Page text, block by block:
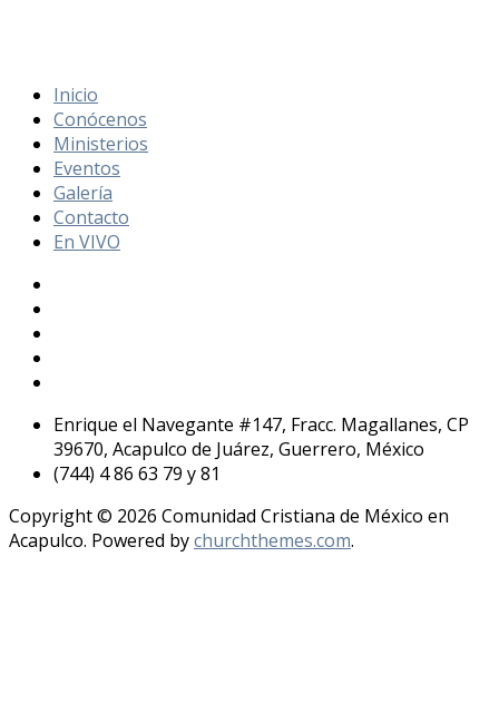
Inicio
Conócenos
Ministerios
Eventos
Galería
Contacto
En VIVO
Enrique el Navegante #147, Fracc. Magallanes, CP
39670, Acapulco de Juárez, Guerrero, México
(744) 4 86 63 79 y 81
Copyright © 2026 Comunidad Cristiana de México en
Acapulco. Powered bychurchthemes.com.